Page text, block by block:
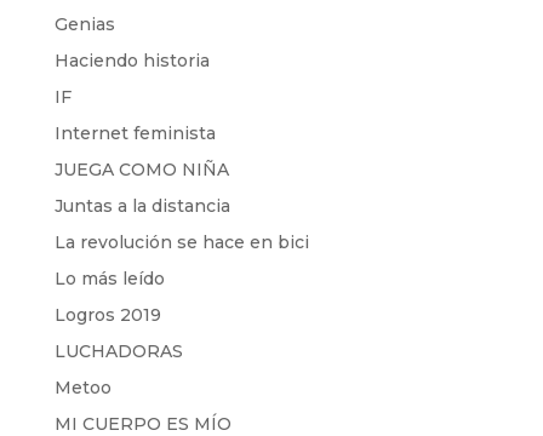
Genias
Haciendo historia
IF
Internet feminista
JUEGA COMO NIÑA
Juntas a la distancia
La revolución se hace en bici
Lo más leído
Logros 2019
LUCHADORAS
Metoo
MI CUERPO ES MÍO